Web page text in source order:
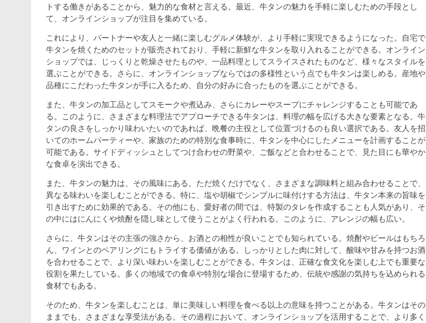
トする働きがあることから、魅力的な食材と言える。最近、牛タンの魅力を手軽に楽しむための手段とし
て、オンラインショップが注目を集めている。
これにより、パートナーや友人と一緒に楽しむグルメ体験が、より手軽に実現できるようになった。自宅で
牛タンを焼くためのセットが販売されており、手軽に新鮮な牛タンを取り入れることができる。オンライン
ショップでは、じっくりと乾燥させたものや、一品料理としてスライスされたものなど、様々なスタイルを
選ぶことができる。さらに、オンラインショップならではの多様性という点でも牛タンは楽しめる。産地や
品種にこだわった牛タンが手に入るため、自分の好みに合ったものを選ぶことができる。
また、牛タンの加工品としてスモークや煮込み、さらにカレーやスープにチャレンジすることも可能であ
る。このように、さまざまな料理法でアプローチできる牛タンは、料理の幅を広げる大きな要素となる。牛
タンの良さをしっかり味わいたいのであれば、晩餐の主役として位置づけるのも良い選択である。友人を招
いてのホームパーティーや、家族のための特別な食事時に、牛タンを中心にしたメニューを計画することが
可能である。サイドディッシュとしてつけ合わせの野菜や、ご飯などと合わせることで、見た目にも華やか
な食卓を演出できる。
また、牛タンの魅力は、その風味にある。ただ焼くだけでなく、さまざまな調味料と組み合わせることで、
異なる味わいを楽しむことができる。特に、塩や胡椒でシンプルに味付けする方法は、牛タン本来の旨味を
引き出すために効果的である。その他にも、愛好者の間では、特製のタレを作成することも人気があり、そ
の中にはにんにくや焼酎を隠し味として使うことがよく行われる。このように、アレンジの幅も広い。
さらに、牛タンはその主張の強さから、お酒との相性が良いことでも知られている。焼酎やビールはもちろ
ん、ワインとのペアリングにもトライする価値がある。しっかりとした肉に対して、酸味や甘みを持つお酒
を合わせることで、より深い味わいを楽しむことができる。牛タンは、正確な食文化を楽しむ上でも重要な
役割を果たしている。多くの地域での食卓や特別な場合に登場するため、伝統や感謝の気持ちを込められる
食材でもある。
そのため、牛タンを楽しむことは、単に美味しい料理を食べる以上の意味を持つことがある。牛タンはその
ままでも、さまざまな享受法がある。その過程において、オンラインショップを活用することで、より多く